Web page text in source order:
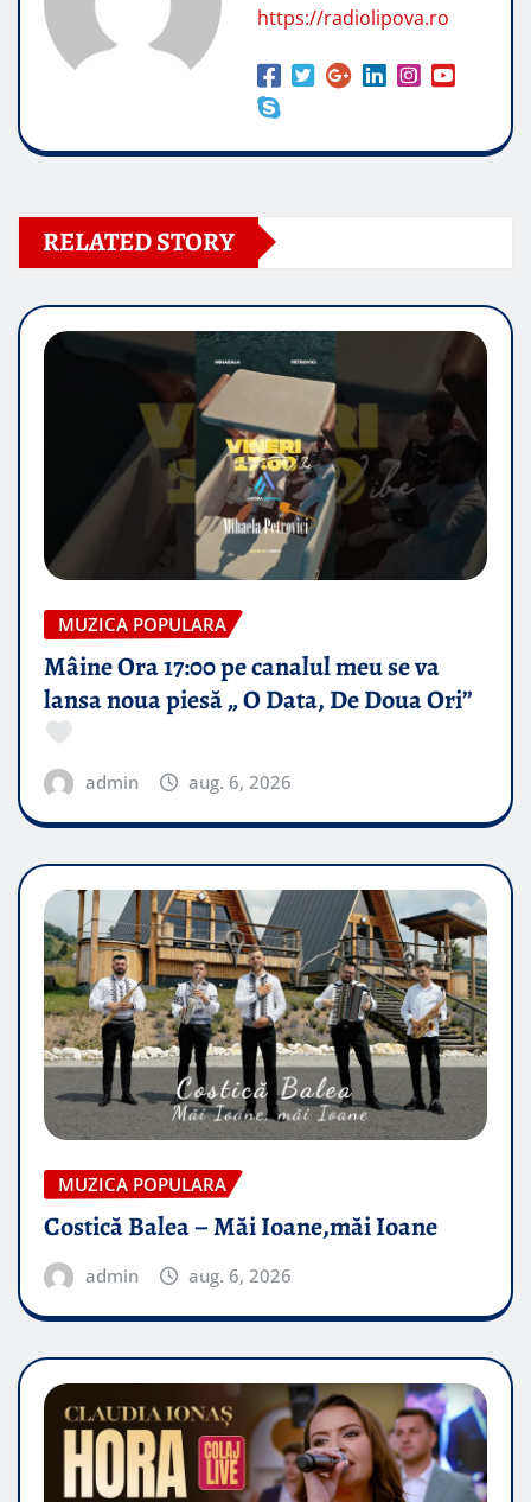
https://radiolipova.ro
RELATED STORY
MUZICA POPULARA
Mâine Ora 17:00 pe canalul meu se va
lansa noua piesă „ O Data, De Doua Ori”
admin aug. 6, 2026
MUZICA POPULARA
Costică Balea – Măi Ioane,măi Ioane
admin aug. 6, 2026